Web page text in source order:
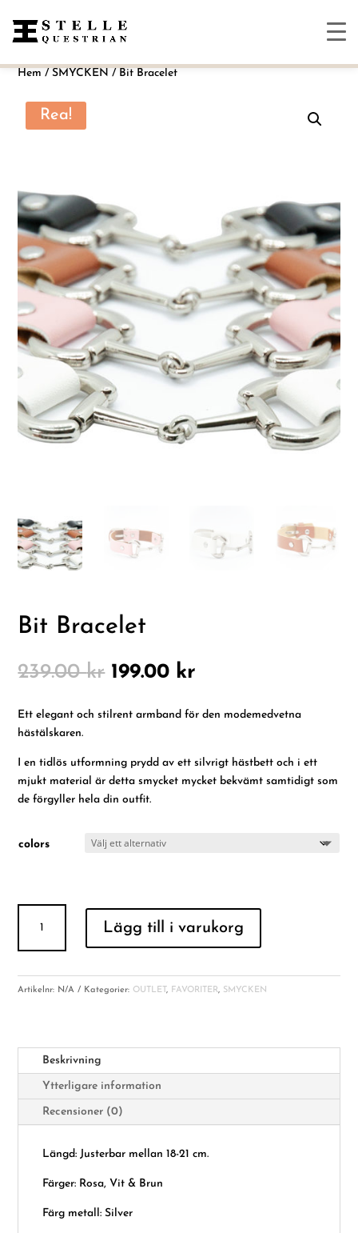
Hem /SMYCKEN / Bit Bracelet
Rea!
Bit Bracelet
239.00kr Det
priset
199.00 kr
priset
Ett elegant och stilrent armband för den modemedvetna
hästälskaren.
I en tidlös utformning prydd av ett silvrigt hästbett och i ett
mjukt material är detta smycket mycket bekvämt samtidigt som
de förgyller hela din outfit.
colors
Bracelet
mängd
Lägg till i varukorg
Artikelnr: N/A Kategorier: OUTLET, FAVORITER, SMYCKEN
Beskrivning
Ytterligare information
Recensioner (0)
Längd: Justerbar mellan 18-21 cm.
Färger: Rosa, Vit & Brun
Färg metall: Silver